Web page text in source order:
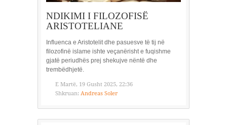
NDIKIMI I FILOZOFISË
ARISTOTELIANE
Influenca e Aristotelit dhe pasuesve të tij në
filozofinë islame ishte veçanërisht e fuqishme
gjatë periudhës prej shekujve nëntë dhe
trembëdhjetë.
E Martë, 19 Gusht 2025, 22:36
Shkruan: Andreas Soler